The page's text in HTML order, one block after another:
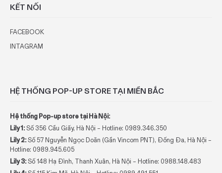
KẾT NỐI
FACEBOOK
INTAGRAM
HỆ THỐNG POP-UP STORE TẠI MIỀN BẮC
Hệ thống Pop-up store tại Hà Nội:
Lily 1: Số 356 Cầu Giấy, Hà Nội – Hotline: 0989.346.350
Lily 2: Số 57 Nguyễn Ngọc Doãn (Gần Vincom PNT), Đống Đa, Hà Nội –
Hotline: 0989.945.605
Lily 3: Số 148 Hạ Đình, Thanh Xuân, Hà Nội – Hotline: 0988.148.483